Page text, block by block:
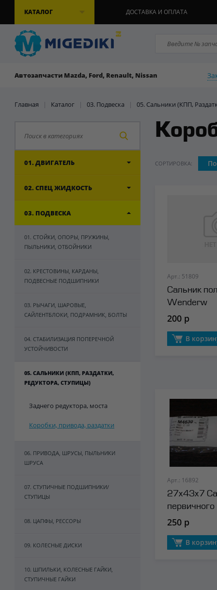
КАТАЛОГ ДОСТАВКА И ОПЛАТА
Автозапчасти Mazda, Ford, Renault, Nissan
Главная | Каталог | 03. Подвеска | 05. Сальники (КПП,
01. ДВИГАТЕЛЬ
02. СПЕЦ ЖИДКОСТЬ
03. ПОДВЕСКА
01. СТОЙКИ, ОПОРЫ, ПРУЖИНЫ,
ПЫЛЬНИКИ, ОТБОЙНИКИ
02. КРЕСТОВИНЫ, КАРДАНЫ,
ПОДВЕСНЫЕ ПОДШИПНИКИ
03. РЫЧАГИ, ШАРОВЫЕ,
САЙЛЕНТБЛОКИ, ПОДРАМНИК, БОЛТЫ
04. СТАБИЛИЗАЦИЯ ПОПЕРЕЧНОЙ
УСТОЙЧИВОСТИ
05. САЛЬНИКИ (КПП, РАЗДАТКИ,
РЕДУКТОРА, СТУПИЦЫ)
Заднего редуктора, моста
Коробки, привода, раздатки
06. ПРИВОДА, ШРУСЫ, ПЫЛЬНИКИ
ШРУСА
07. СТУПИЧНЫЕ ПОДШИПНИКИ/
СТУПИЦЫ
08. ЦАПФЫ, РЕССОРЫ
09. КОЛЕСНЫЕ ДИСКИ
10. ШПИЛЬКИ, КОЛЕСНЫЕ ГАЙКИ,
СТУПИЧНЫЕ ГАЙКИ
СОРТИРОВКА:
Арт.: 51809
Сальник
Wenderw
200 р
В
Арт.: 16892
27x43x7
250 р
В